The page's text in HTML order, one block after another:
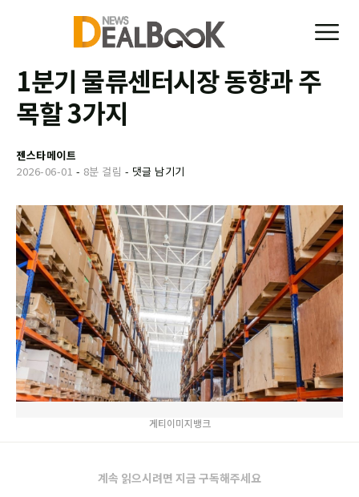
1분기 물류센터시장 동향과 주
목할 3가지
젠스타메이트
2026-06-01 - 8분 걸림 - 댓글 남기기
게티이미지뱅크
계속 읽으시려면 지금 구독해주세요